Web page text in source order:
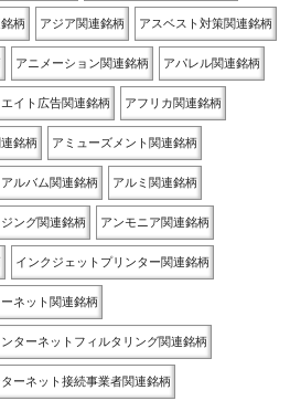
柄 アジア関連銘柄 アスベスト対策関連銘柄
アニメーション関連銘柄 アパレル関連銘柄
イト広告関連銘柄 アフリカ関連銘柄
銘柄 アミューズメント関連銘柄
アルバム関連銘柄 アルミ関連銘柄
ング関連銘柄 アンモニア関連銘柄
インクジェットプリンター関連銘柄
ネット関連銘柄
ンターネットフィルタリング関連銘柄
ーネット接続事業者関連銘柄